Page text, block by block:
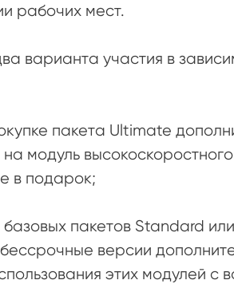
рабочих мест.
варианта участия в
пакета Ultimate
модуль
в подарок;
пакетов Standard
версии
этих модулей